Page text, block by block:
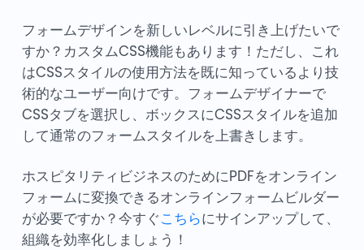
フォームデザインを新しいレベルに引き上げたいで
すか？カスタムCSS機能もあります！ただし、これ
はCSSスタイルの使用方法を既に知っているより技
術的なユーザー向けです。フォームデザイナーで
CSSタブを選択し、ボックスにCSSスタイルを追加
して通常のフォームスタイルを上書きします。
ホスピタリティビジネスのためにPDFをオンライン
フォームに変換できるオンラインフォームビルダー
が必要ですか？今すぐこちらにサインアップして、
組織を効率化しましょう！